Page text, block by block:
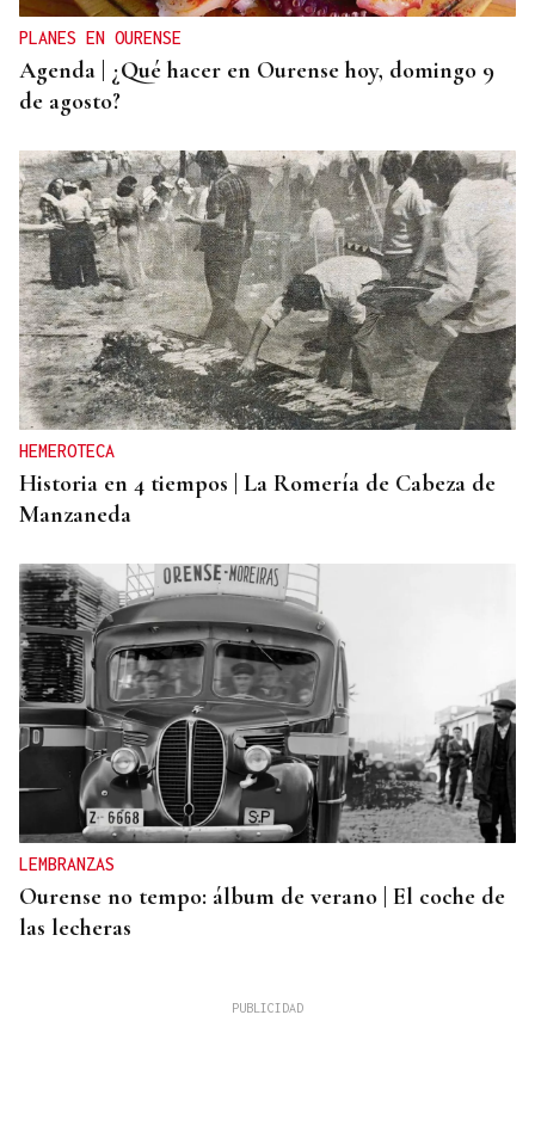
PLANES EN OURENSE
Agenda | ¿Qué hacer en Ourense hoy, domingo 9
de agosto?
HEMEROTECA
Historia en 4 tiempos | La Romería de Cabeza de
Manzaneda
LEMBRANZAS
Ourense no tempo: álbum de verano | El coche de
las lecheras